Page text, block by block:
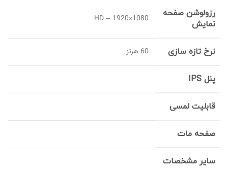
رزولوشن صفحه
نمایش
HD – 1920×1080
نرخ تازه سازی 60 هرتز
پنل IPS
قابلیت لمسی
صفحه مات
سایر مشخصات